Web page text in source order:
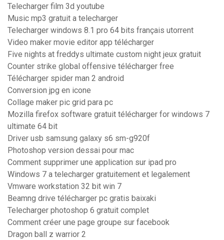
Telecharger film 3d youtube
Music mp3 gratuit a telecharger
Telecharger windows 8.1 pro 64 bits français utorrent
Video maker movie editor app télécharger
Five nights at freddys ultimate custom night jeux gratuit
Counter strike global offensive télécharger free
Télécharger spider man 2 android
Conversion jpg en icone
Collage maker pic grid para pc
Mozilla firefox software gratuit télécharger for windows 7
ultimate 64 bit
Driver usb samsung galaxy s6 sm-g920f
Photoshop version dessai pour mac
Comment supprimer une application sur ipad pro
Windows 7 a telecharger gratuitement et legalement
Vmware workstation 32 bit win 7
Beamng drive télécharger pc gratis baixaki
Telecharger photoshop 6 gratuit complet
Comment créer une page groupe sur facebook
Dragon ball z warrior 2